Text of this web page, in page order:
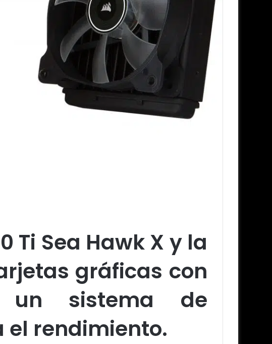
Ti Sea Hawk X y la
gráficas con
un sistema de
el rendimiento.